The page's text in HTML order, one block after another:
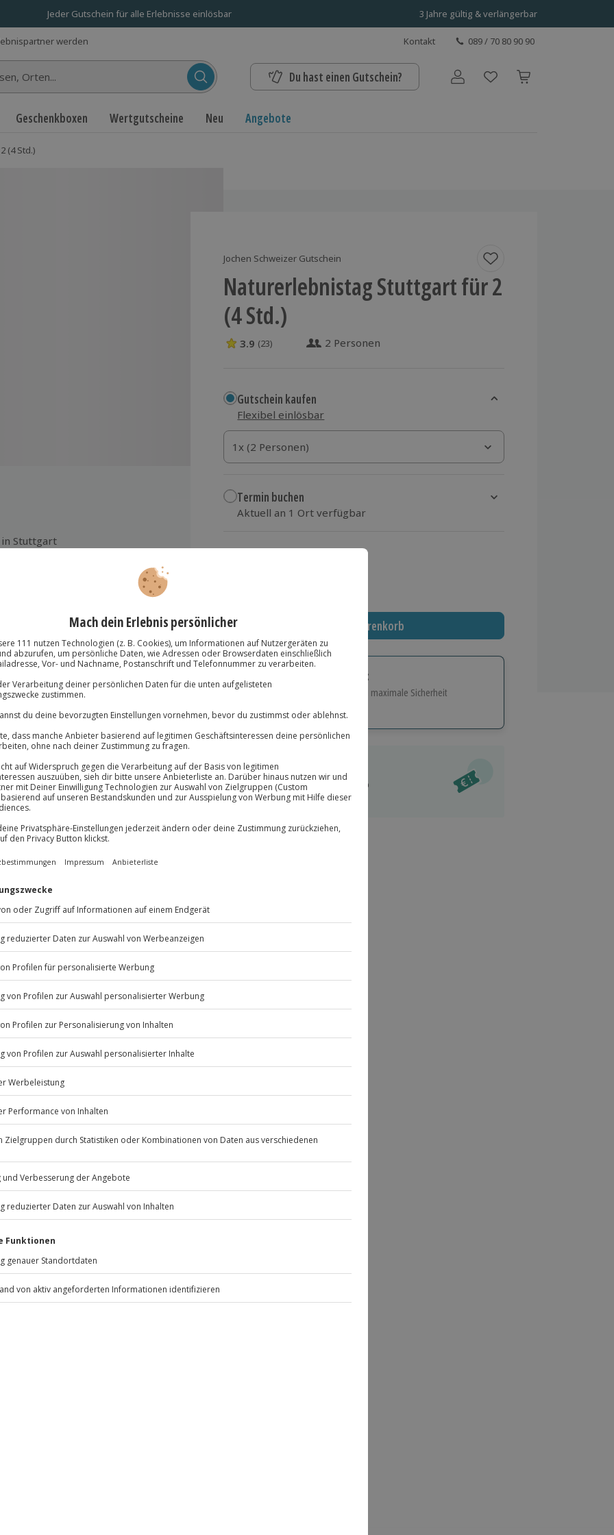
Jeder Gutschein für alle Erlebnisse einlösbar 3 Jahre gültig & verlängerbar
werden Kontakt 089 / 70 80 90 90
Du hast einen Gutschein? Benutzerkonto
Geschenkboxen Wertgutscheine Neu Angebote
(4 Std.)
Jochen Schweizer Gutschein
Naturerlebnistag Stuttgart für 2
(4 Std.)
3.9 Sterne von 5 aus 23 Bewertungen
3.9 (23) 2 Personen
Gutschein kaufen
Flexibel einlösbar
1x (2 Personen)
1x (2 Personen)
1x (2 Personen)
Termin buchen
Aktuell an 1 Ort verfügbar
In den Warenkorb
Immer das richtige Geschenk:
Große Auswahl, volle Flexibilität und maximale Sicherheit
Über 9.000 Erlebnisse.
Jeder Gutschein für alle Erlebnisse einlösbar.
Maximale Sicherheit
3 Jahre gültig & verlängerbar.
-15%* Club Deal verfügbar
Direktabzug im Warenkorb
Melde dich hier an
Stuttgart
- Ausgestattet mit
Tour
geht es mit einem
und um den Max-Eyth-
übertragbar. Details
du 4 Stunden
Startet mit einer 1-stündigen
auf dem Neckar. Geht
Weinberge und löst
ist eine Scooter-Tour um den
habt ihr euch eine
als Abschluss.
in Stuttgart und erlebt viele
verfügbar
Listenansicht
© OpenStreetMaps
Jochen SchweizerGmbH
Mühldorfstraße 8
81671 München
außer an bundesweiten